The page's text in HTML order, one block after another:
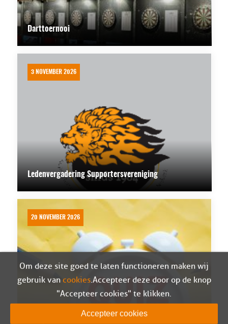
Darttoernooi
3 NOVEMBER 2026
Ledenvergadering Supportersvereniging
20 NOVEMBER 2026
Om deze site goed te laten functioneren maken wij
gebruik van cookies. Accepteer deze door op de knop
"Accepteer cookies" te klikken.
Accepteer cookies